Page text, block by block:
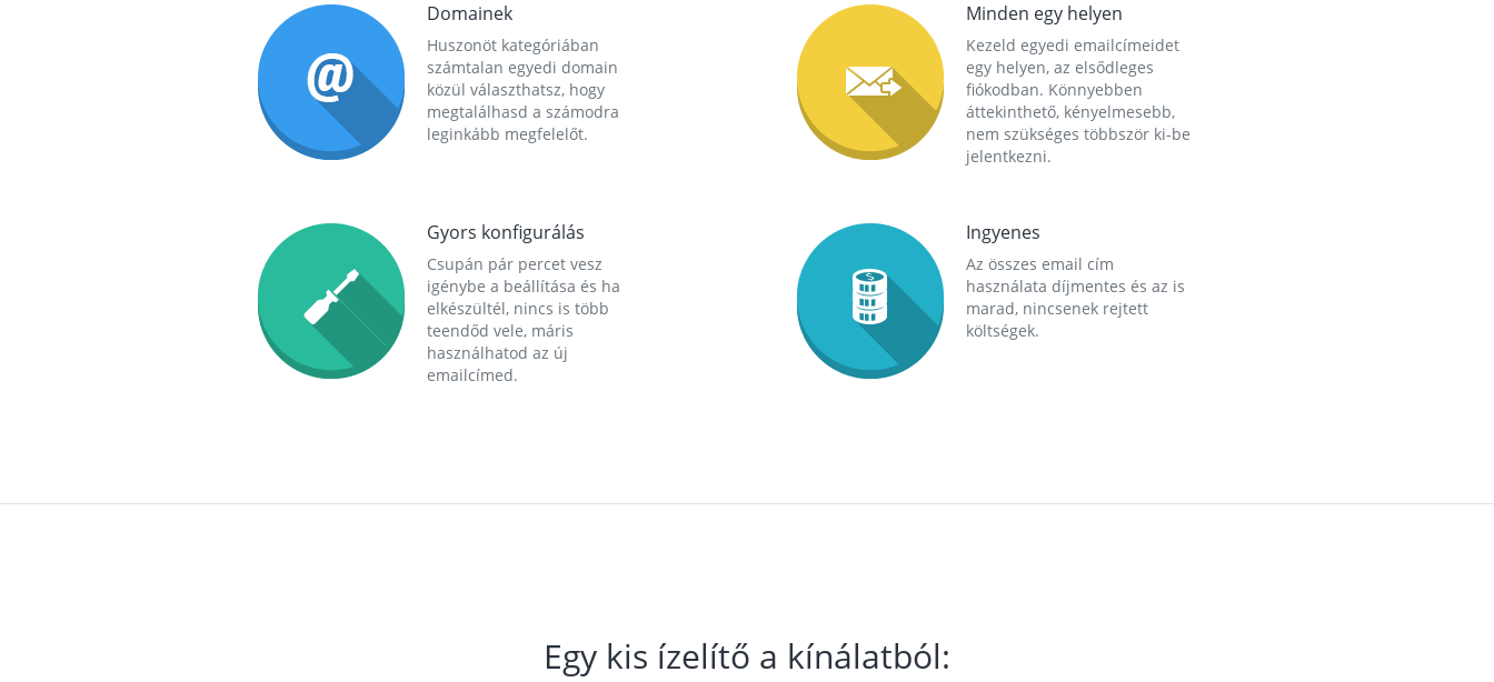
Domainek
Huszonöt kategóriában
számtalan egyedi domain
közül választhatsz, hogy
megtalálhasd a számodra
leginkább megfelelőt.
Minden egy helyen
Kezeld egyedi emailcímeidet
egy helyen, az elsődleges
fiókodban. Könnyebben
áttekinthető, kényelmesebb,
nem szükséges többször ki-be
jelentkezni.
Gyors konfigurálás
Csupán pár percet vesz
igénybe a beállítása és ha
elkészültél, nincs is több
teendőd vele, máris
használhatod az új
emailcímed.
Ingyenes
Az összes email cím
használata díjmentes és az is
marad, nincsenek rejtett
költségek.
Egy kis ízelítő a kínálatból: